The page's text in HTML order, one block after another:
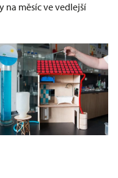
na měsíc ve vedlejší